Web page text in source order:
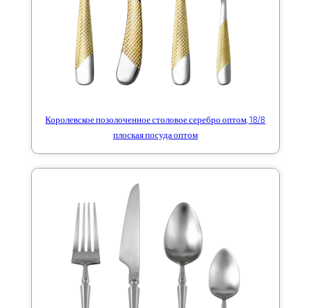
Королевское позолоченное столовое серебро оптом, 18/8
плоская посуда оптом